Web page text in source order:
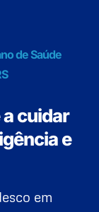
de Saúde
cuidar
e
em